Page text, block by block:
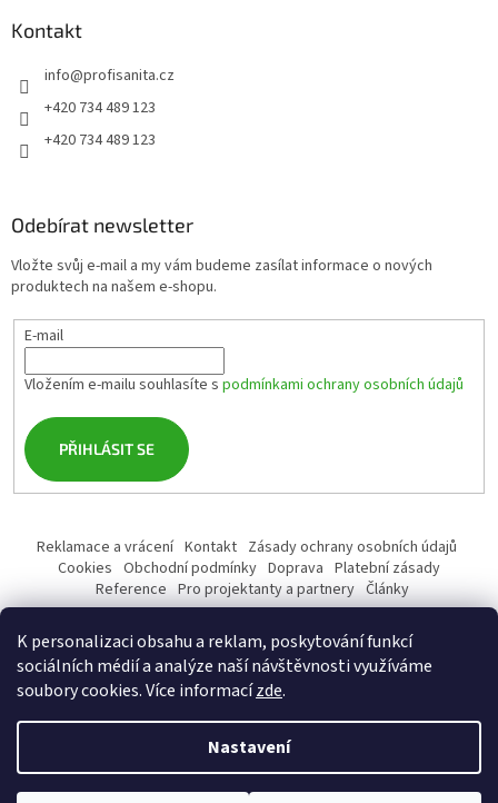
K personalizaci obsahu a reklam, poskytování funkcí
sociálních médií a analýze naší návštěvnosti využíváme
soubory cookies. Více informacízde.
Nastavení
Kontakt
info@profisanita.cz
+420 734 489 123
+420 734 489 123
Odebírat newsletter
Vložte svůj e-mail a my vám budeme zasílat informace o nových
produktech na našem e-shopu.
E-mail
Vložením e-mailu souhlasíte s podmínkami ochrany osobních údajů
PŘIHLÁSIT SE
Reklamace a vrácení Kontakt Zásady ochrany osobních údajů
Cookies Obchodní podmínky Doprava Platební zásady
Reference Pro projektanty a partnery Články